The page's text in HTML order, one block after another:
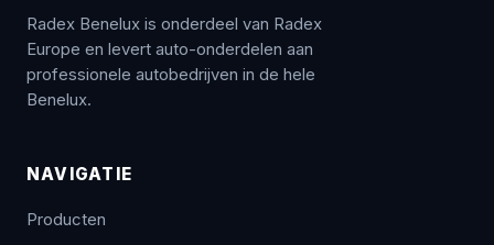
Radex Benelux is onderdeel van Radex
Europe en levert auto-onderdelen aan
professionele autobedrijven in de hele
Benelux.
NAVIGATIE
Producten